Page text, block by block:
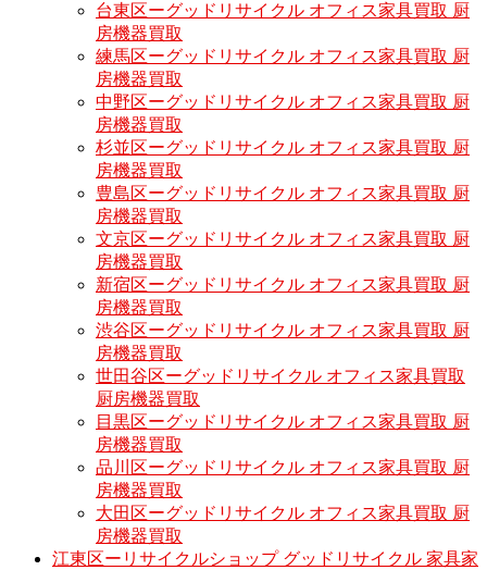
台東区ーグッドリサイクル オフィス家具買取 厨
房機器買取
練馬区ーグッドリサイクル オフィス家具買取 厨
房機器買取
中野区ーグッドリサイクル オフィス家具買取 厨
房機器買取
杉並区ーグッドリサイクル オフィス家具買取 厨
房機器買取
豊島区ーグッドリサイクル オフィス家具買取 厨
房機器買取
文京区ーグッドリサイクル オフィス家具買取 厨
房機器買取
新宿区ーグッドリサイクル オフィス家具買取 厨
房機器買取
渋谷区ーグッドリサイクル オフィス家具買取 厨
房機器買取
世田谷区ーグッドリサイクル オフィス家具買取
厨房機器買取
目黒区ーグッドリサイクル オフィス家具買取 厨
房機器買取
品川区ーグッドリサイクル オフィス家具買取 厨
房機器買取
大田区ーグッドリサイクル オフィス家具買取 厨
房機器買取
江東区ーリサイクルショップ グッドリサイクル 家具家